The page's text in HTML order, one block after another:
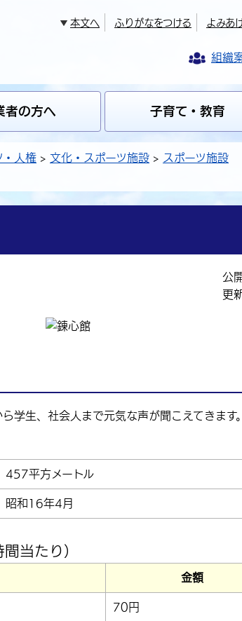
本文へ ふりがなをつける よみあ
組織
者の方へ 子育て・教育
・人権 文化・スポーツ施設
スポーツ施設
公
更
学生、社会人まで元気な声が聞こえてきます。
457平方メートル
昭和16年4月
当たり）
金額
70円